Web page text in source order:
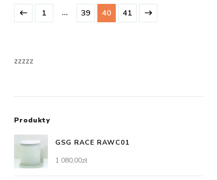
Stronicowanie
Strona
1 … Strona
39 Strona
40 Strona
41
zzzzz
Produkty
GSG RACE RAWC01
1 080,00zł